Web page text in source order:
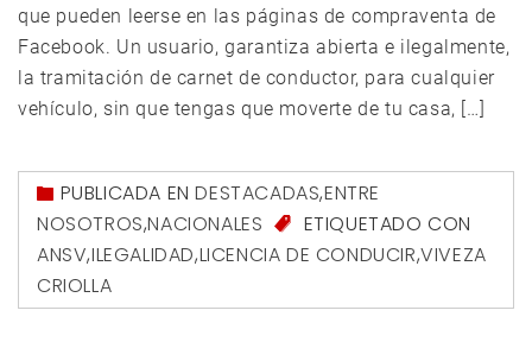
que pueden leerse en las páginas de compraventa de
Facebook. Un usuario, garantiza abierta e ilegalmente,
la tramitación de carnet de conductor, para cualquier
vehículo, sin que tengas que moverte de tu casa, […]
PUBLICADA ENDESTACADAS,ENTRE
NOSOTROS,NACIONALES
ETIQUETADO CON
ANSV,ILEGALIDAD,LICENCIA DE CONDUCIR,VIVEZA
CRIOLLA